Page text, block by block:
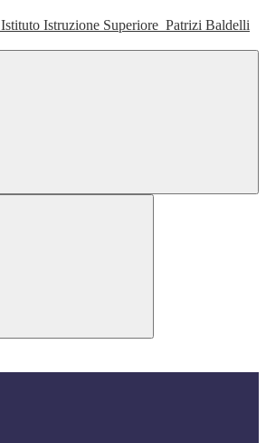
Istituto Istruzione Superiore Patrizi Baldelli